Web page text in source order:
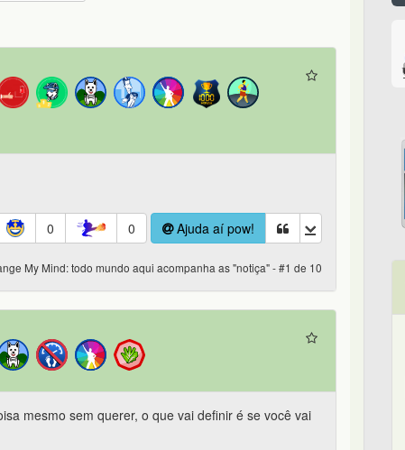
0 0 Ajuda aí pow!
My Mind: todo mundo aqui acompanha as "notiça" - #1 de 10
mesmo sem querer, o que vai definir é se você vai